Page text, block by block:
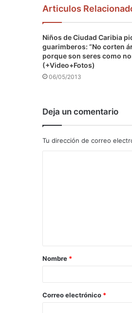
Articulos
Niños de Ciudad Caribia
guarimberos: “No corten
porque son seres como
(+Video+Fotos)
06/05/2013
Deja un comentario
Tu dirección de correo
a
r
*
Nombre *
Correo electrónico *